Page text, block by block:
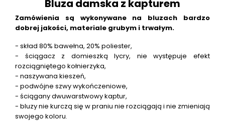
Bluza damska z kapturem
Zamówienia są wykonywane na bluzach bardzo
dobrej jakości, materiale grubym i trwałym.
- skład 80% bawełna, 20% poliester,
- ściągacz z domieszką lycry, nie występuje efekt
rozciągniętego kołnierzyka,
- naszywana kieszeń,
- podwójne szwy wykończeniowe,
- ściągany dwuwarstwowy kaptur,
- bluzy nie kurczą się w praniu nie rozciągają i nie zmieniają
swojego koloru.